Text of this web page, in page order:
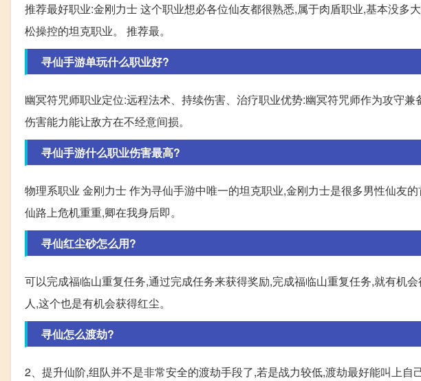
推荐最好职业:金刚力士 这个职业想必各位仙友都很熟悉,属于肉盾职业,基本没多
松操控的坦克职业。 推荐最。
寻仙手游单玩什么职业好?
幽冥符咒师职业定位:远程法术、持续伤害、治疗职业优势:幽冥符咒师作为攻守
伤害能力能让敌方在不经意间损。
寻仙手游什么职业伤害最高?
物理系职业 金刚力士 作为寻仙手游中唯一的坦克职业,金刚力士是很多男性仙友
仙路上危机重重,卿在我身后即。
寻仙红尘砂怎么用?
可以完成福临山重复任务,通过完成任务来获得奖励,完成福临山重复任务,就有机
人,这个也是有机会获得红尘。
寻仙怎么渡劫?
2、提升仙阶,组队并不是非常安全的渡劫手段了,若是战力较低,渡劫最好能叫上